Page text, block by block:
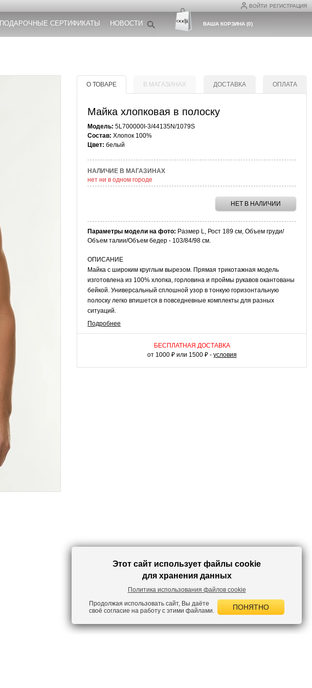
ВОЙТИ РЕГИСТРАЦИЯ
ПОДАРОЧНЫЕ СЕРТИФИКАТЫ НОВОСТИ ВАША КОРЗИНА(0)
О ТОВАРЕ В МАГАЗИНАХ ДОСТАВКА ОПЛАТА
Майка хлопковая в полоску
Модель: 5L700000I-3/44135N/1079S
Состав: Хлопок 100%
Цвет: белый
НАЛИЧИЕ В МАГАЗИНАХ
нет ни в одном городе
НЕТ В НАЛИЧИИ
Параметры модели на фото: Размер L, Рост 189 см, Объем груди/
Объем талии/Объем бедер - 103/84/98 см.
ОПИСАНИЕ
Майка с широким круглым вырезом. Прямая трикотажная модель
изготовлена из 100% хлопка, горловина и проймы рукавов окантованы
бейкой. Универсальный сплошной узор в тонкую горизонтальную
полоску легко впишется в повседневные комплекты для разных
ситуаций.
комфортных летних луков с шортами или свободными льняными
брюками. Если вы любите многослойные образы, дополните ансамбль
свободной рубашкой из вискозы. Хлопковая майка в полоску уместна
Подробнее
БЕСПЛАТНАЯ ДОСТАВКА
от 1000 ₽ или 1500 ₽ - условия
Этот сайт использует файлы cookie
для хранения данных
Политика использования файлов cookie
Продолжая использовать сайт, Вы даёте
своё согласие на работу с этими файлами.
ПОНЯТНО